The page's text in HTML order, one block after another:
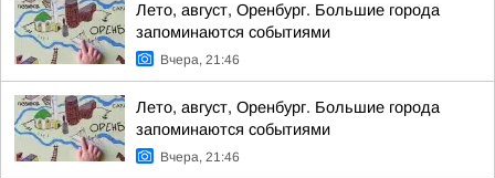
Лето, август, Оренбург. Большие города
запоминаются событиями
Вчера, 21:46
Лето, август, Оренбург. Большие города
запоминаются событиями
Вчера, 21:46